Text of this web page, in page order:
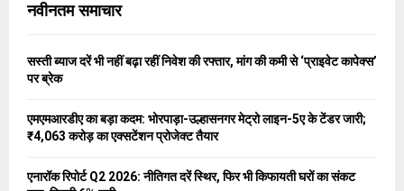
h
o
r
C
नवीनतम समाचार
सस्ती ब्याज दरें भी नहीं बढ़ा रहीं निवेश की रफ्तार, मांग की कमी से ‘प्राइवेट कापेक्स’
पर ब्रेक
एमएमआरडीए का बड़ा कदम: भोरपाड़ा-उल्हासनगर मेट्रो लाइन-5ए के टेंडर जारी;
₹4,063 करोड़ का एक्सटेंशन प्रोजेक्ट तैयार
एनारॉक रिपोर्ट Q2 2026: नीतिगत दरें स्थिर, फिर भी किफायती घरों का संकट